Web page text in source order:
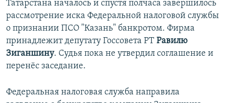
Татарстана началось и спустя полчаса завершилось
рассмотрение иска Федеральной налоговой службы
о признании ПСО "Казань" банкротом. Фирма
принадлежит депутату Госсовета РТ Равилю
Зиганшину. Судья пока не утвердил соглашение и
перенёс заседание.
Федеральная налоговая служба направила